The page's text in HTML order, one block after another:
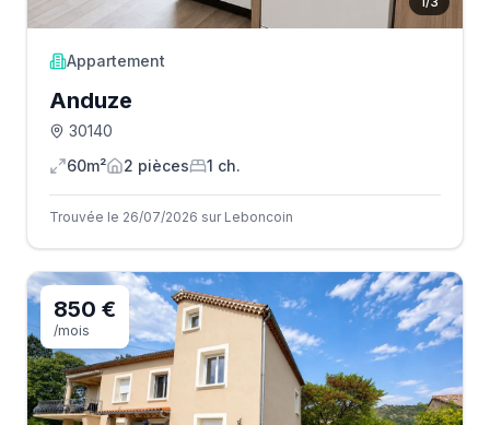
Appartement
Anduze
30140
60m²
2 pièces 1 ch.
Trouvée le 26/07/2026 sur Leboncoin
850 €
/mois